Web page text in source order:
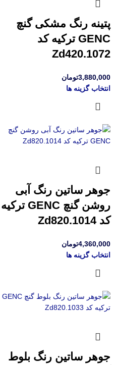
پتینه رنگ مشکی گنچ
GENC ترکیه کد
Zd420.1072
3,880,000تومان
انتخاب گزینه ها
جوهر ساتین رنگ آبی
روشن گنچ GENC ترکیه
کد Zd820.1014
4,360,000تومان
انتخاب گزینه ها
جوهر ساتین رنگ بلوط